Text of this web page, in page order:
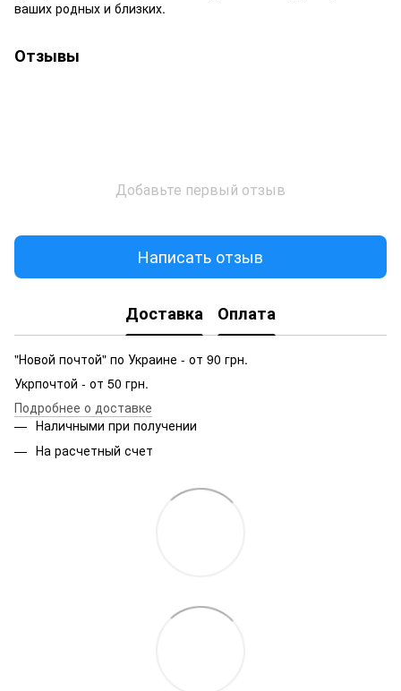
ваших родных и близких.
Отзывы
Добавьте первый отзыв
Написать отзыв
Доставка Оплата
"Новой почтой" по Украине - от 90 грн.
Укрпочтой - от 50 грн.
Подробнее о доставке
Наличными при получении
На расчетный счет